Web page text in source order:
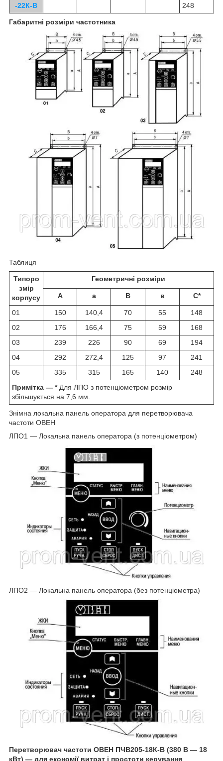
-22К-В
248
Габаритні розміри частотника
Таблиця
Типоро
змір
корпусу
Геометричні розміри
А а В в С*
01 150 140,4 70 55
148
02
176 166,4 75 59
168
03
239 226 90 69
194
04
292 272,4 125 97
241
05
335 315 165 140
248
Примітка — *Для ЛПО з потенціометром розмір
збільшується на 7,6 мм.
Знімна локальна панель оператора для перетворювача
частоти ОВЕН
ЛПО1 — Локальна панель оператора (з потенціометром)
ЛПО2 — Локальна панель оператора (без потенціометра)
Перетворювач частоти ОВЕН ПЧВ205-18К-В (380 В — 18
кВт) — для економії витрат і простоти керування